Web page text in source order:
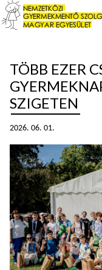
TÖBB EZER
SZIGETEN
2026. 06. 01.